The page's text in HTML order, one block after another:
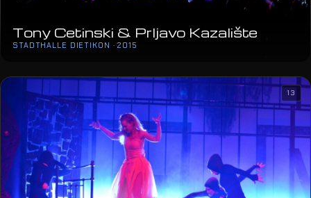
Tony Cetinski & Prljavo Kazalište
STADTHALLE DIETIKON · 2015
13